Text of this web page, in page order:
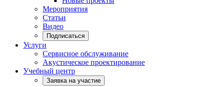
Мероприятия
Статьи
Видео
Подписаться
Услуги
Сервисное обслуживание
Акустическое проектирование
Учебный центр
Заявка на участие